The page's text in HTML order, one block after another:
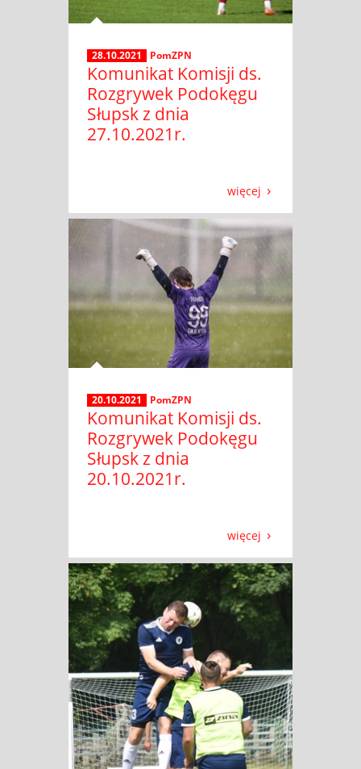
28.10.2021 PomZPN
Komunikat Komisji ds.
Rozgrywek Podokęgu
Słupsk z dnia
27.10.2021r.
więcej
20.10.2021 PomZPN
Komunikat Komisji ds.
Rozgrywek Podokęgu
Słupsk z dnia
20.10.2021r.
więcej